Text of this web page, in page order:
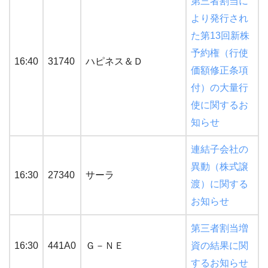
16:40 31740 ハピネス＆Ｄ
より発行され
た第13回新株
予約権（行使
価額修正条項
付）の大量行
使に関するお
知らせ
16:30 27340 サーラ
連結子会社の
異動（株式譲
渡）に関する
お知らせ
16:30 441A0 Ｇ－ＮＥ
第三者割当増
資の結果に関
するお知らせ